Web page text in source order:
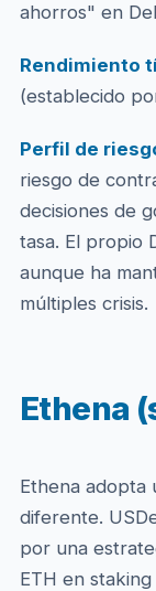
ahorros" en
Rendimiento
(establecido
Perfil de
riesgo de
decisiones de
tasa. El propio
aunque ha
múltiples crisis.
Ethena
Ethena adopta
diferente.
por una
ETH en